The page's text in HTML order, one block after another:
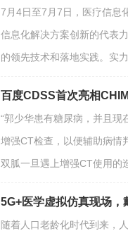
7月4日至7月7日，医疗信息
信息化解决方案创新的代表
的领先技术和落地实践。实
百度CDSS首次亮相
“郭少华患有糖尿病，并且
增强CT检查，以便辅助病情
双胍一旦遇上增强CT使用的
5G+医学虚拟仿真现场
随着人口老龄化时代到来，